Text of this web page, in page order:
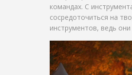
командах. С
сосредоточиться на
инструментов, ведь